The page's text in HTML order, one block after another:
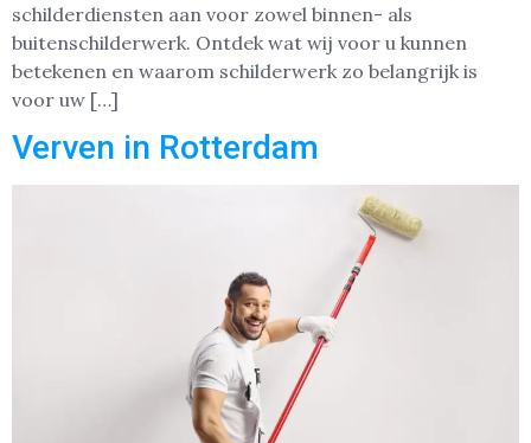
schilderdiensten aan voor zowel binnen- als
buitenschilderwerk. Ontdek wat wij voor u kunnen
betekenen en waarom schilderwerk zo belangrijk is
voor uw […]
Verven in Rotterdam